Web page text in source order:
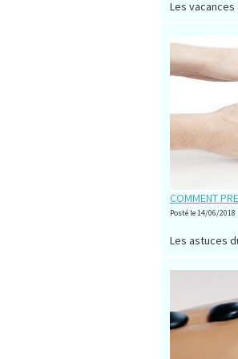
Les
COMMENT
Posté le 14/06/2018
Les astuces